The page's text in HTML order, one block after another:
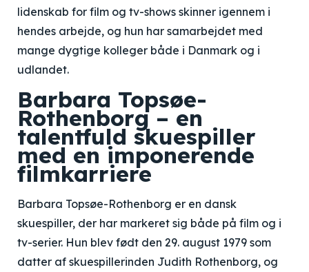
lidenskab for film og tv-shows skinner igennem i
hendes arbejde, og hun har samarbejdet med
mange dygtige kolleger både i Danmark og i
udlandet.
Barbara Topsøe-
Rothenborg – en
talentfuld skuespiller
med en imponerende
filmkarriere
Barbara Topsøe-Rothenborg er en dansk
skuespiller, der har markeret sig både på film og i
tv-serier. Hun blev født den 29. august 1979 som
datter af skuespillerinden Judith Rothenborg, og